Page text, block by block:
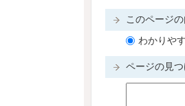
このページ
わかりや
ページの見